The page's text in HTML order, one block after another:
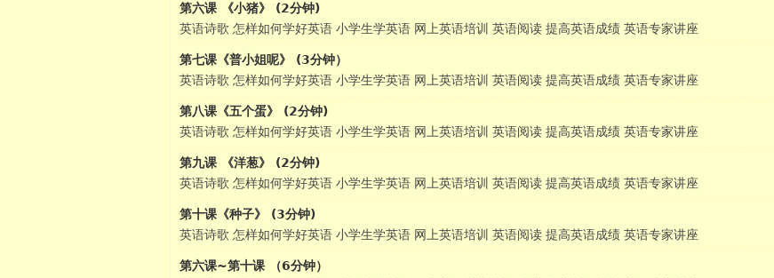
第六课 《小猪》 (2分钟)
英语诗歌 怎样如何学好英语 小学生学英语 网上英语培训 英语阅读 提高英语成绩 英语专家讲座
第七课《普小姐呢》 (3分钟）
英语诗歌 怎样如何学好英语 小学生学英语 网上英语培训 英语阅读 提高英语成绩 英语专家讲座
第八课《五个蛋》 (2分钟)
英语诗歌 怎样如何学好英语 小学生学英语 网上英语培训 英语阅读 提高英语成绩 英语专家讲座
第九课 《洋葱》 (2分钟)
英语诗歌 怎样如何学好英语 小学生学英语 网上英语培训 英语阅读 提高英语成绩 英语专家讲座
第十课《种子》 (3分钟)
英语诗歌 怎样如何学好英语 小学生学英语 网上英语培训 英语阅读 提高英语成绩 英语专家讲座
第六课~第十课 （6分钟）